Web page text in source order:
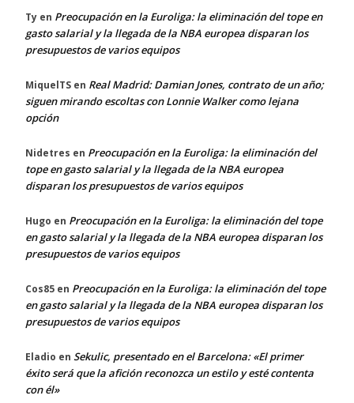
Ty en Preocupación en la Euroliga: la eliminación del tope en
gasto salarial y la llegada de la NBA europea disparan los
presupuestos de varios equipos
MiquelTS en Real Madrid: Damian Jones, contrato de un año;
siguen mirando escoltas con Lonnie Walker como lejana
opción
Nidetres en Preocupación en la Euroliga: la eliminación del
tope en gasto salarial y la llegada de la NBA europea
disparan los presupuestos de varios equipos
Hugo en Preocupación en la Euroliga: la eliminación del tope
en gasto salarial y la llegada de la NBA europea disparan los
presupuestos de varios equipos
Cos85 en Preocupación en la Euroliga: la eliminación del tope
en gasto salarial y la llegada de la NBA europea disparan los
presupuestos de varios equipos
Eladio en Sekulic, presentado en el Barcelona: «El primer
éxito será que la afición reconozca un estilo y esté contenta
con él»